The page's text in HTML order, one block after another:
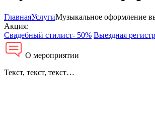
ГлавнаяУслугиМузыкальное оформление
Акция:
Свадебный стилист- 50% Выездная
О мероприятии
Текст, текст, текст…